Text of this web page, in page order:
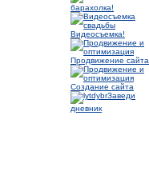
барахолка!
Видеосъемка!
Продвижение сайта
Создание сайта
Заведи
дневник